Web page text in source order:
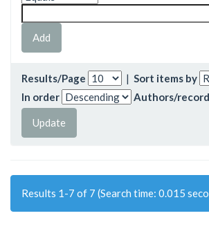
Results/Page | Sort items by
In order
Authors/record
Results 1-7 of 7 (Search time: 0.015